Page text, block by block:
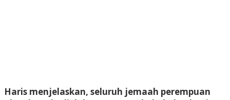
Haris menjelaskan, seluruh jemaah perempuan